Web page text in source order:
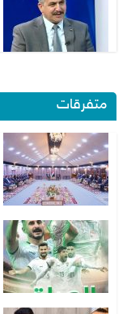
متفرقات